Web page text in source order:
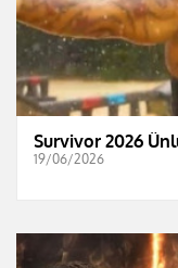
Survivor 2026
19/06/2026